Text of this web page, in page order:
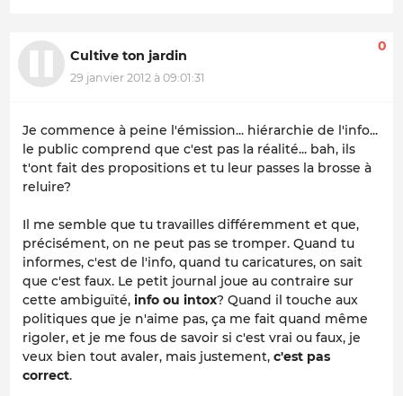
Cultive ton jardin
29 janvier 2012 à 09:01:31
0
Je commence à peine l'émission... hiérarchie de l'info...
le public comprend que c'est pas la réalité... bah, ils
t'ont fait des propositions et tu leur passes la brosse à
reluire?
Il me semble que tu travailles différemment et que,
précisément, on ne peut pas se tromper. Quand tu
informes, c'est de l'info, quand tu caricatures, on sait
que c'est faux. Le petit journal joue au contraire sur
cette ambiguïté, info ou intox? Quand il touche aux
politiques que je n'aime pas, ça me fait quand même
rigoler, et je me fous de savoir si c'est vrai ou faux, je
veux bien tout avaler, mais justement, c'est pas
correct.